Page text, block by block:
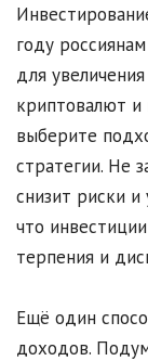
году
для
криптовалют
выберите
стратегии. Не
снизит риски
что
терпения и
Ещё один
доходов.